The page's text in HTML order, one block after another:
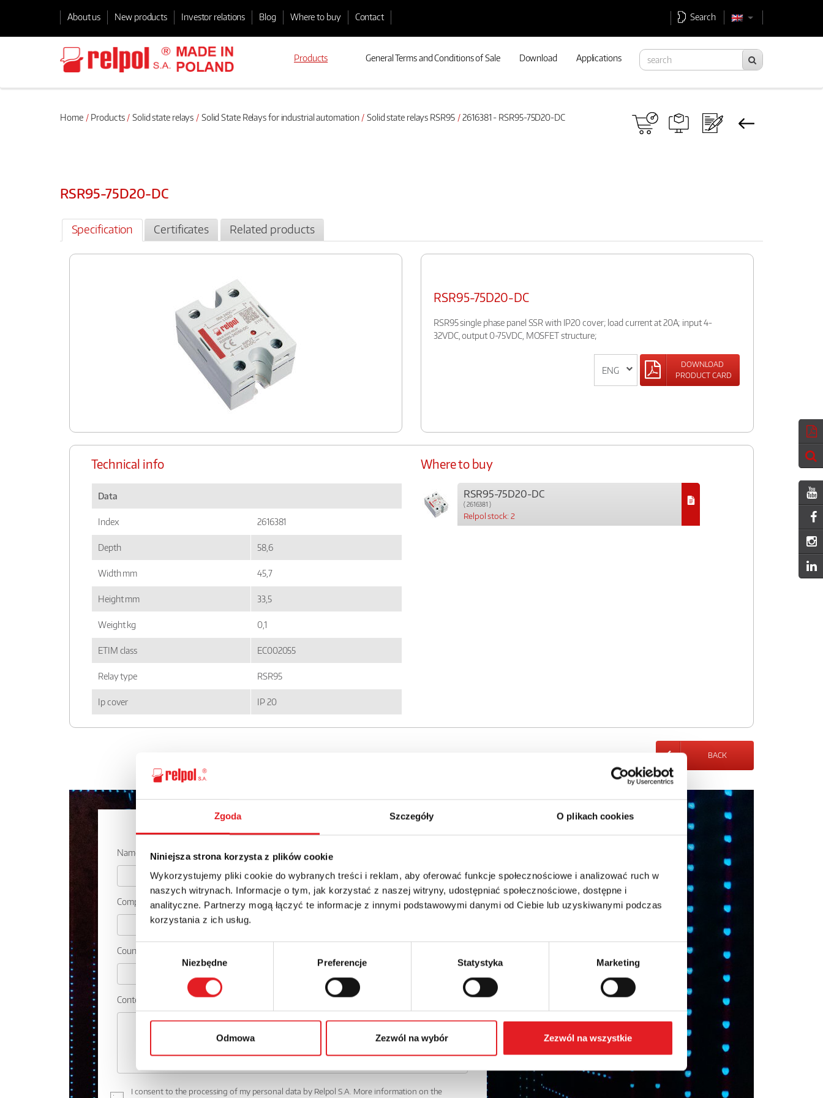
Zgoda Szczegóły O plikach cookies
Niniejsza strona korzysta z plików cookie
Wykorzystujemy pliki cookie do wybranych treści i reklam, aby oferować funkcje społecznościowe i analizować ruch w
naszych witrynach. Informacje o tym, jak korzystać z naszej witryny, udostępniać społecznościowe, dostępne i
analityczne. Partnerzy mogą łączyć te informacje z innymi podstawowymi danymi od Ciebie lub uzyskiwanymi podczas
korzystania z ich usług.
Wybór
zgody
Niezbędne Preferencje Statystyka Marketing
Odmowa Zezwól na wybór Zezwól na wszystkie
About us New products Investor relations Blog Where to buy Contact Search
Products General Terms and Conditions of Sale Download Applications
Home Products Solid state relays Solid State Relays for industrial automation Solid state relays RSR95 2616381 - RSR95-75D20-DC
RSR95-75D20-DC
Specification Certificates Related products
RSR95-75D20-DC
RSR95 single phase panel SSR with IP20 cover; load current at 20A; input 4-
32VDC, output 0-75VDC, MOSFET structure;
DOWNLOAD
PRODUCT CARD
Technical info
Data
Index 2616381
Depth 58,6
Width mm 45,7
Height mm 33,5
Weight kg 0,1
ETIM class EC002055
Relay type RSR95
Ip cover IP 20
Where to buy
RSR95-75D20-DC
( 2616381 )
Relpol stock: 2
BACK
Ask for the details of the offer
Name: * Email: *
Company: Phone:
Country:
Contents: *
I consent to the processing of my personal data by Relpol S.A. More information on the